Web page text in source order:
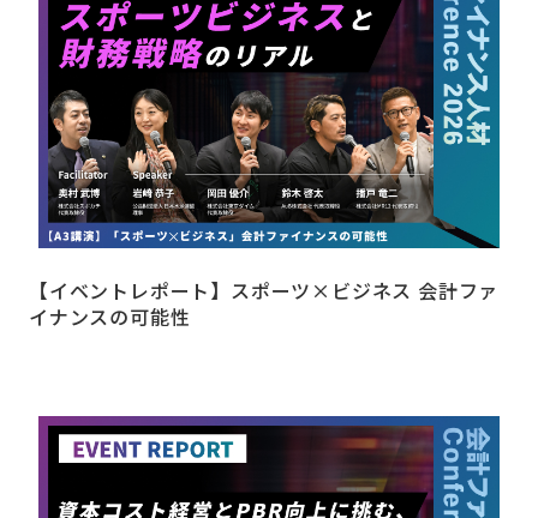
【イベントレポート】スポーツ×ビジネス 会計ファ
イナンスの可能性